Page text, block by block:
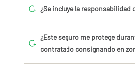
¿Se incluye la responsabilidad
¿Este seguro me protege
contratado consignando en